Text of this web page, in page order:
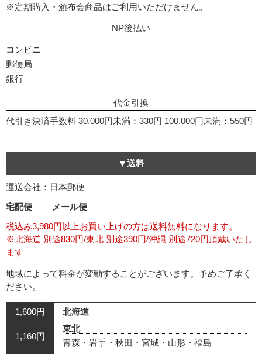
※定期購入・頒布会商品はご利用いただけません。
NP後払い
コンビニ
郵便局
銀行
代金引換
代引き決済手数料 30,000円未満：330円 100,000円未満：550円
送料
運送会社：日本郵便
宅配便
メール便
税込み3,980円以上お買い上げの方は送料無料になります。
※北海道 別途830円/東北 別途390円/沖縄 別途720円頂戴いたし
ます
地域によって料金が変動することがございます。予めご了承く
ださい。
1,600円 北海道
1,160円
東北
青森・岩手・秋田・宮城・山形・福島